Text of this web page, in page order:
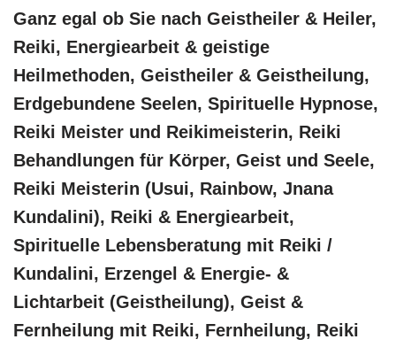
Ganz egal ob Sie nach Geistheiler & Heiler,
Reiki, Energiearbeit & geistige
Heilmethoden, Geistheiler & Geistheilung,
Erdgebundene Seelen, Spirituelle Hypnose,
Reiki Meister und Reikimeisterin, Reiki
Behandlungen für Körper, Geist und Seele,
Reiki Meisterin (Usui, Rainbow, Jnana
Kundalini), Reiki & Energiearbeit,
Spirituelle Lebensberatung mit Reiki /
Kundalini, Erzengel & Energie- &
Lichtarbeit (Geistheilung), Geist &
Fernheilung mit Reiki, Fernheilung, Reiki